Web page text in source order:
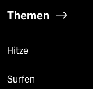
Themen
Hitze
Surfen